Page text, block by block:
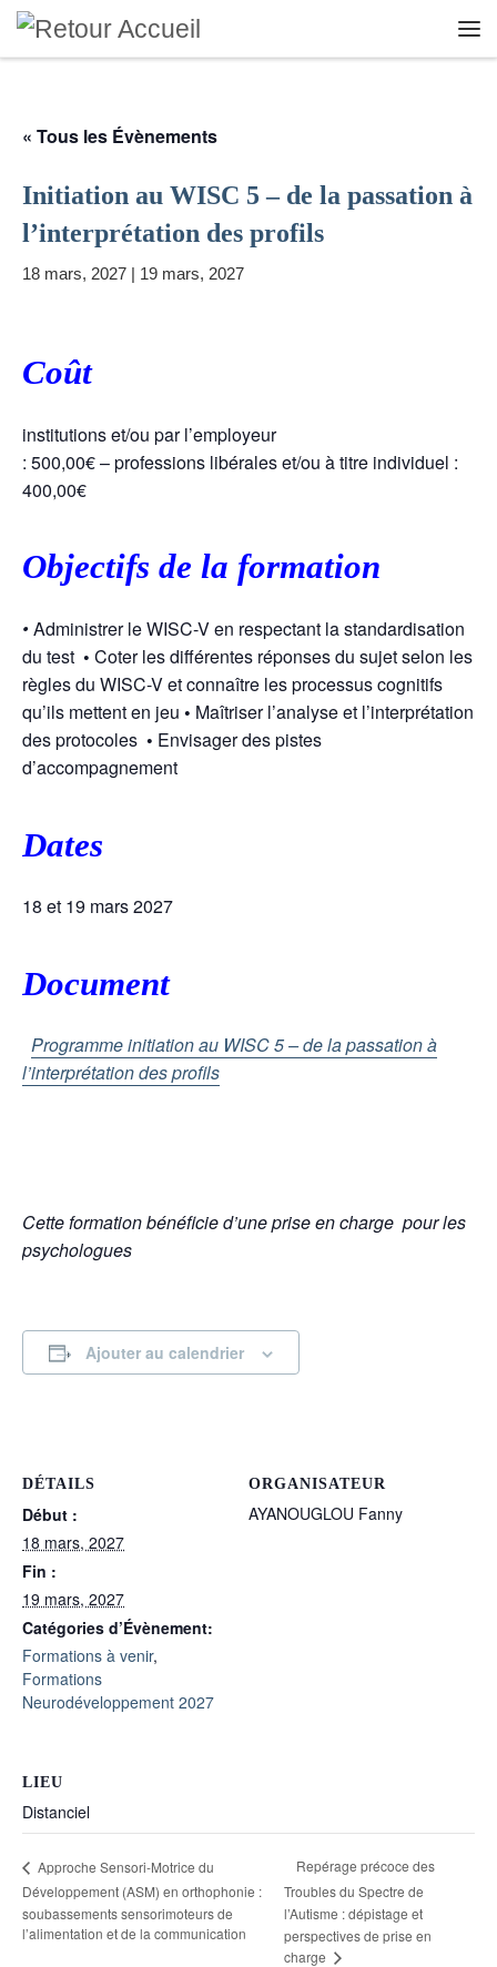
Skip to content
« Tous les Évènements
Initiation au WISC 5 – de la passation à
l’interprétation des profils
18 mars, 2027 | 19 mars, 2027
Coût
institutions et/ou par l’employeur
: 500,00€ – professions libérales et/ou à titre individuel :
400,00€
Objectifs de la formation
•Administrer le WISC-V en respectant la standardisation
du test • Coter les différentes réponses du sujet selon les
règles du WISC-V et connaître les processus cognitifs
qu’ils mettent en jeu • Maîtriser l’analyse et l’interprétation
des protocoles • Envisager des pistes
d’accompagnement
Dates
18 et 19 mars 2027
Document
Programme initiation au WISC 5 – de la passation à
l’interprétation des profils
Cette formation bénéficie d’une prise en charge pour les
psychologues
Ajouter au calendrier
DÉTAILS
Début :
18 mars, 2027
Fin :
19 mars, 2027
Catégories d’Évènement:
Formations à venir,
Formations
Neurodéveloppement 2027
ORGANISATEUR
AYANOUGLOU Fanny
LIEU
Distanciel
Approche Sensori-Motrice du
Développement (ASM) en orthophonie :
soubassements sensorimoteurs de
l’alimentation et de la communication
Repérage précoce des
Troubles du Spectre de
l’Autisme : dépistage et
perspectives de prise en
charge